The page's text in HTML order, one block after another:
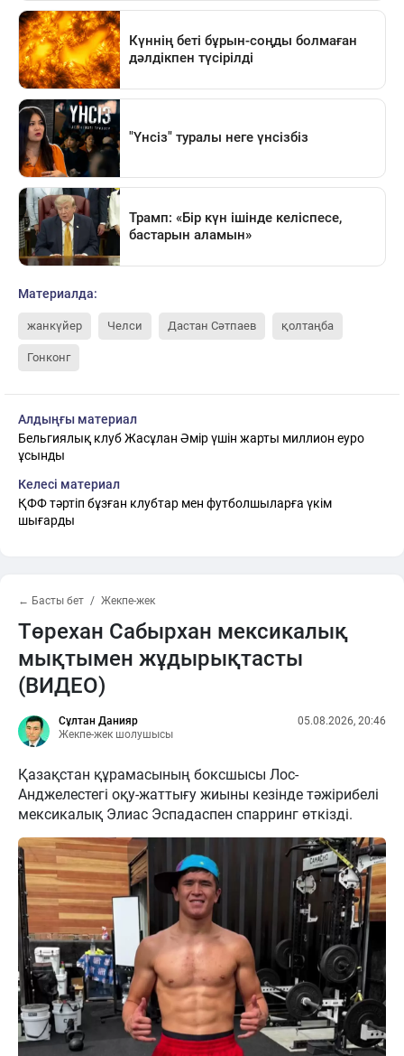
Материалда:
жанкүйер Челси Дастан Сәтпаев қолтаңба
Гонконг
Алдыңғы материал
Бельгиялық клуб Жасұлан Әмір үшін жарты миллион еуро
ұсынды
Келесі материал
ҚФФ тәртіп бұзған клубтар мен футболшыларға үкім
шығарды
← Басты бет Жекпе-жек
Төрехан Сабырхан мексикалық
мықтымен жұдырықтасты
(ВИДЕО)
Сұлтан Данияр
Жекпе-жек шолушысы
05.08.2026, 20:46
Қазақстан құрамасының боксшысы Лос-
Анджелестегі оқу-жаттығу жиыны кезінде тәжірибелі
мексикалық Элиас Эспадаспен спарринг өткізді.